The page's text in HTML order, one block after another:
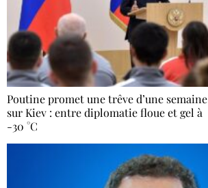
Poutine promet une trêve d’une semaine
sur Kiev : entre diplomatie floue et gel à
-30 °C